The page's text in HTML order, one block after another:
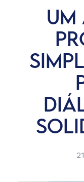
UM